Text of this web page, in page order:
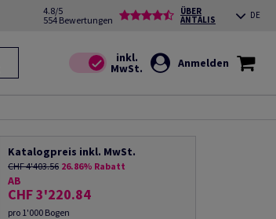
4.8/5
554 Bewertungen
ÜBER
ANTALIS DE
Anmelden
Katalogpreis inkl. MwSt.
CHF 4'403.56 26.86% Rabatt
AB
CHF 3'220.84
pro 1'000 Bogen